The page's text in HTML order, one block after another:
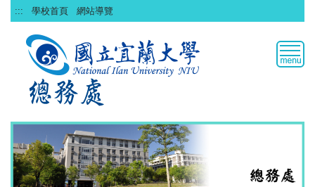
跳
到
::: 學校首頁 網站導覽